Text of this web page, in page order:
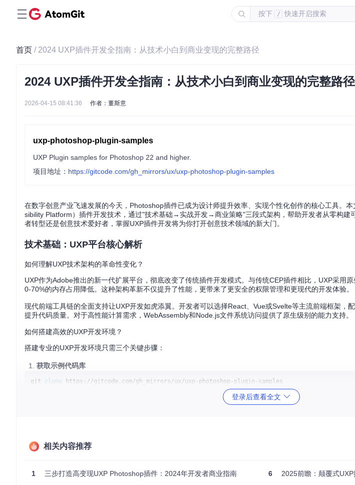
按下 / 快速开启搜索
首页 / 2024 UXP插件开发全指南：从技术小白到商业变现的完整路径
2024 UXP插件开发全指南：从技术小白到商业变现的完整路径
2026-04-15 08:41:36 作者：董斯意
uxp-photoshop-plugin-samples
UXP Plugin samples for Photoshop 22 and higher.
项目地址： https://gitcode.com/gh_mirrors/ux/uxp-photoshop-plugin-samples
在数字创意产业飞速发展的今天，Photoshop插件已成为设计师提升效率、实现个性化创作的核心工具。
sibility Platform）插件开发技术，通过"技术基础→实战开发→商业策略"三段式架构，帮助开发者从零构建
者转型还是创意技术爱好者，掌握UXP插件开发将为你打开创意技术领域的新大门。
技术基础：UXP平台核心解析
如何理解UXP技术架构的革命性变化？
UXP作为Adobe推出的新一代扩展平台，彻底改变了传统插件开发模式。与传统CEP插件相比，UXP采用
0-70%的内存占用降低。这种架构革新不仅提升了性能，更带来了更安全的权限管理和更现代的开发体验。
现代前端工具链的全面支持让UXP开发如虎添翼。开发者可以选择React、Vue或Svelte等主流前端框架，
提升代码质量。对于高性能计算需求，WebAssembly和Node.js文件系统访问提供了原生级别的能力支持。
如何搭建高效的UXP开发环境？
搭建专业的UXP开发环境只需三个关键步骤：
获取示例代码库
git clone
打开Photoshop 2024+
重启Photoshop使设置生效
登录后查看全文
相关内容推荐
1 三步打造高变现UXP Photoshop插件：2024年开发者商业指南 6 2025前瞻：颠覆式